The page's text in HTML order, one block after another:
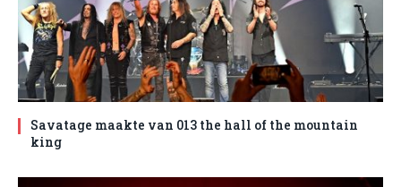
Savatage maakte van 013 the hall of the mountain
king